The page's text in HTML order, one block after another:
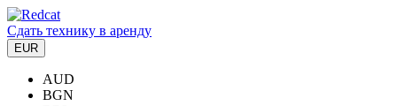
Сдать технику в аренду
EUR
AUD
BGN